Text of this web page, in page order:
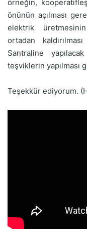
örneğin,
önünün açılması
elektrik
ortadan
Santraline
teşviklerin yapılması
Teşekkür ediyorum.